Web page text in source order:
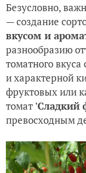
Безусловно,
— создание
вкусом и
разнообразию
томатного
и характерной
фруктовых или
томат 'Сладкий
превосходным